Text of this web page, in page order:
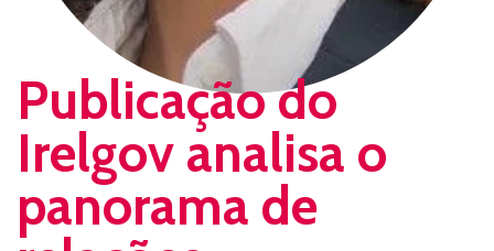
Publicação do
Irelgov analisa o
panorama de